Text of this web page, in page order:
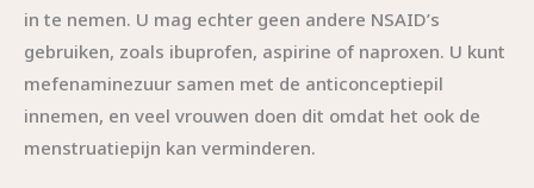
in te nemen. U mag echter geen andere NSAID’s
gebruiken, zoals ibuprofen, aspirine of naproxen. U kunt
mefenaminezuur samen met de anticonceptiepil
innemen, en veel vrouwen doen dit omdat het ook de
menstruatiepijn kan verminderen.